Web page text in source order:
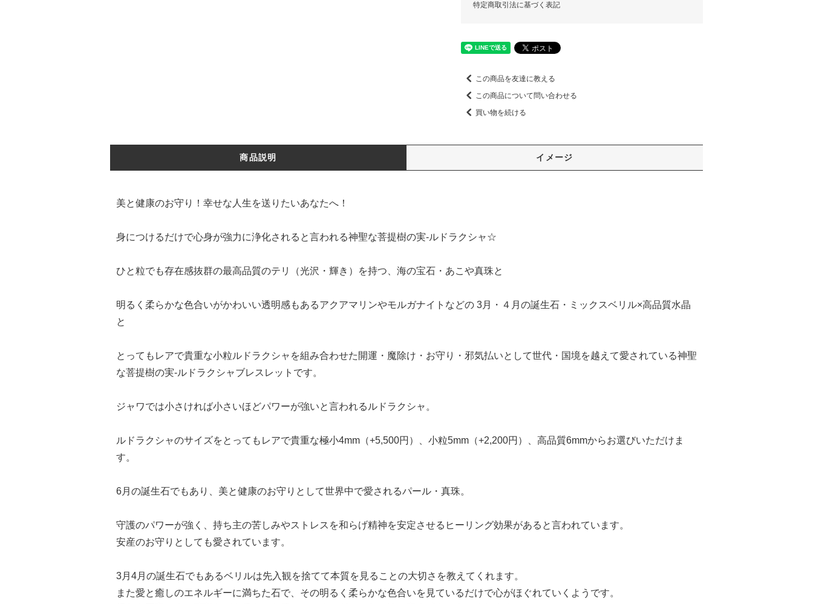
特定商取引法に基づく表記
この商品を友達に教える
この商品について問い合わせる
買い物を続ける
商品説明 イメージ
美と健康のお守り！幸せな人生を送りたいあなたへ！
身につけるだけで心身が強力に浄化されると言われる神聖な菩提樹の実-ルドラクシャ☆
ひと粒でも存在感抜群の最高品質のテリ（光沢・輝き）を持つ、海の宝石・あこや真珠と
明るく柔らかな色合いがかわいい透明感もあるアクアマリンやモルガナイトなどの 3月・４月の誕生石・ミックスベリル×高品質水晶
と
とってもレアで貴重な小粒ルドラクシャを組み合わせた開運・魔除け・お守り・邪気払いとして世代・国境を越えて愛されている神聖
な菩提樹の実-ルドラクシャブレスレットです。
ジャワでは小さければ小さいほどパワーが強いと言われるルドラクシャ。
ルドラクシャのサイズをとってもレアで貴重な極小4mm（+5,500円）、小粒5mm（+2,200円）、高品質6mmからお選びいただけま
す。
6月の誕生石でもあり、美と健康のお守りとして世界中で愛されるパール・真珠。
守護のパワーが強く、持ち主の苦しみやストレスを和らげ精神を安定させるヒーリング効果があると言われています。
安産のお守りとしても愛されています。
3月4月の誕生石でもあるベリルは先入観を捨てて本質を見ることの大切さを教えてくれます。
また愛と癒しのエネルギーに満ちた石で、その明るく柔らかな色合いを見ているだけで心がほぐれていくようです。